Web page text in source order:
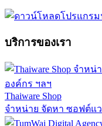
บริการของเรา
Thaiware Shop
จำหน่าย จัดหา ซอฟต์แ